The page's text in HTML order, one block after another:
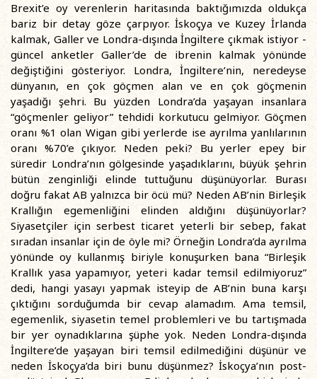
Brexit’e oy verenlerin haritasında baktığımızda oldukça
bariz bir detay göze çarpıyor. İskoçya ve Kuzey İrlanda
kalmak, Galler ve Londra-dışında İngiltere çıkmak istiyor -
güncel anketler Galler’de de ibrenin kalmak yönünde
değiştiğini gösteriyor. Londra, İngiltere’nin, neredeyse
dünyanın, en çok göçmen alan ve en çok göçmenin
yaşadığı şehri. Bu yüzden Londra’da yaşayan insanlara
“göçmenler geliyor” tehdidi korkutucu gelmiyor. Göçmen
oranı %1 olan Wigan gibi yerlerde ise ayrılma yanlılarının
oranı %70’e çıkıyor. Neden peki? Bu yerler epey bir
süredir Londra’nın gölgesinde yaşadıklarını, büyük şehrin
bütün zenginliği elinde tuttuğunu düşünüyorlar. Burası
doğru fakat AB yalnızca bir öcü mü? Neden AB’nin Birleşik
Krallığın egemenliğini elinden aldığını düşünüyorlar?
Siyasetçiler için serbest ticaret yeterli bir sebep, fakat
sıradan insanlar için de öyle mi? Örneğin Londra’da ayrılma
yönünde oy kullanmış biriyle konuşurken bana “Birleşik
Krallık yasa yapamıyor, yeteri kadar temsil edilmiyoruz”
dedi, hangi yasayı yapmak isteyip de AB’nin buna karşı
çıktığını sorduğumda bir cevap alamadım. Ama temsil,
egemenlik, siyasetin temel problemleri ve bu tartışmada
bir yer oynadıklarına şüphe yok. Neden Londra-dışında
İngiltere’de yaşayan biri temsil edilmediğini düşünür ve
neden İskoçya’da biri bunu düşünmez? İskoçya’nın post-